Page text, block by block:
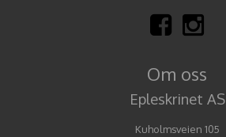
Om oss
Epleskrinet AS
Kuholmsveien 105